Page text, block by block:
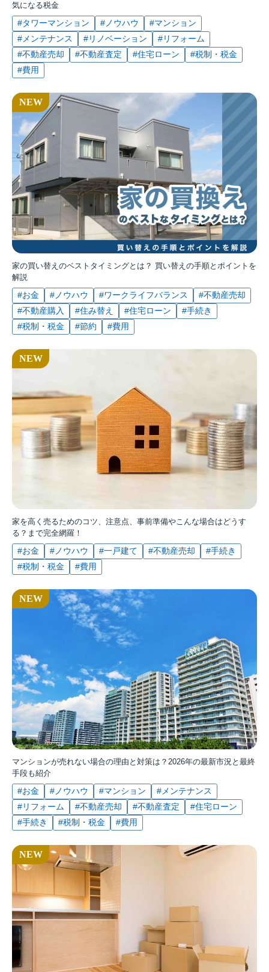
気になる税金
#タワーマンション #ノウハウ
#マンション
#メンテナンス
#リノベーション
#リフォーム
#不動産売却
#不動産査定 #住宅ローン
#税制・税金
#費用
家の買い替えのベストタイミングとは？ 買い替えの手順とポイントを
解説
#お金 #ノウハウ #ワークライフバランス
#不動産売却
#不動産購入
#住み替え #住宅ローン
#手続き
#税制・税金
#節約 #費用
家を高く売るためのコツ、注意点、事前準備やこんな場合はどうす
る？まで完全網羅！
#お金 #ノウハウ #一戸建て #不動産売却
#手続き
#税制・税金
#費用
マンションが売れない場合の理由と対策は？2026年の最新市況と最終
手段も紹介
#お金 #ノウハウ #マンション
#メンテナンス
#リフォーム
#不動産売却 #不動産査定
#住宅ローン
#手続き
#税制・税金 #費用